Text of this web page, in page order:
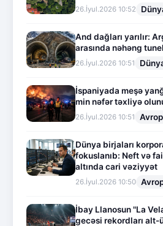
26.İyul.2026 10:52
And dağları yarılır:
arasında nəhəng
26.İyul.2026 10:51
İspaniyada meşə
min nəfər təxliyə
26.İyul.2026 10:51
Dünya birjaları
fokuslanıb: Neft və
altında cari vəziyyət
26.İyul.2026 10:50
İbay Llanosun "La
gecəsi rekordları alt-